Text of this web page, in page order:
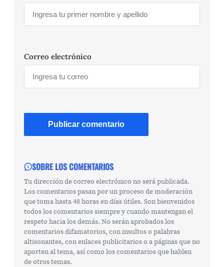
Correo electrónico
SOBRE LOS COMENTARIOS
Tu dirección de correo electrónico no será publicada.
Los comentarios pasan por un proceso de moderación
que toma hasta 48 horas en días útiles. Son bienvenidos
todos los comentarios siempre y cuando mantengan el
respeto hacia los demás. No serán aprobados los
comentarios difamatorios, con insultos o palabras
altisonantes, con enlaces publicitarios o a páginas que no
aporten al tema, así como los comentarios que hablen
de otros temas.